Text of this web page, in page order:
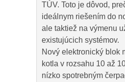
TÚV. Toto je dôvod,
ideálnym riešením do
ale taktiež na výmenu
existujúcich systémov.
Nový elektronický blok
kotla v rozsahu 10 až
nízko spotrebným